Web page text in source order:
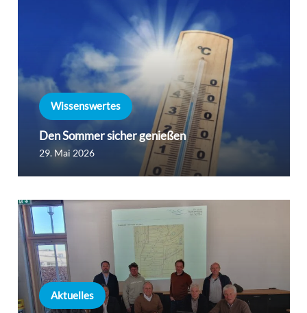
Wissenswertes
Den Sommer sicher genießen
29. Mai 2026
Aktuelles